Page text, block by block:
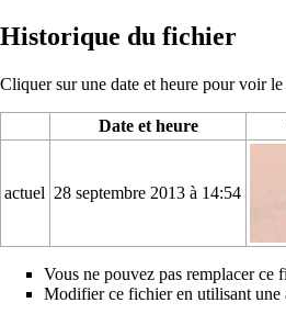
Historique du fichier
Cliquer sur une date et heure pour voir
Date et heure
actuel 28 septembre 2013 à 14:54
Vous ne pouvez pas remplacer ce
Modifier ce fichier en utilisant une